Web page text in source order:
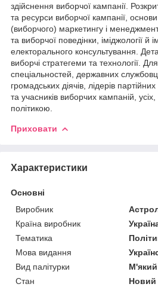
здійснення виборчої кампанії.
та ресурси виборчої кампанії,
(виборчого) маркетингу і
та виборчої поведінки, іміджoлогії й
електорального консультування.
виборчі стратeгеми та технології.
спеціальностей, державних
громадських діячів, лідерів
та учасників виборчих кампаній, усіх,
політикою.
Приховати
Характеристики
Основні
Виробник
Країна виробник
Тематика
Мова видання
Вид палітурки
М'який
Стан
Новий